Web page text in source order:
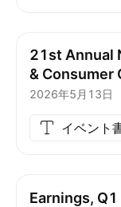
21st Annual
& Consumer
2026年5月13日
イベント
Earnings, Q1